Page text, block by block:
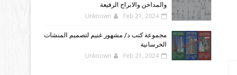
والمداخن والابراج الرفيعة
Unknown Feb 21, 2024
مجموعة كتب د/ مشهور غنيم لتصميم المنشات
الخرسانية
Unknown Feb 21, 2024